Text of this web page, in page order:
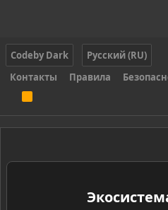
Codeby Dark
Русский (RU)
Контакты
Правила
S